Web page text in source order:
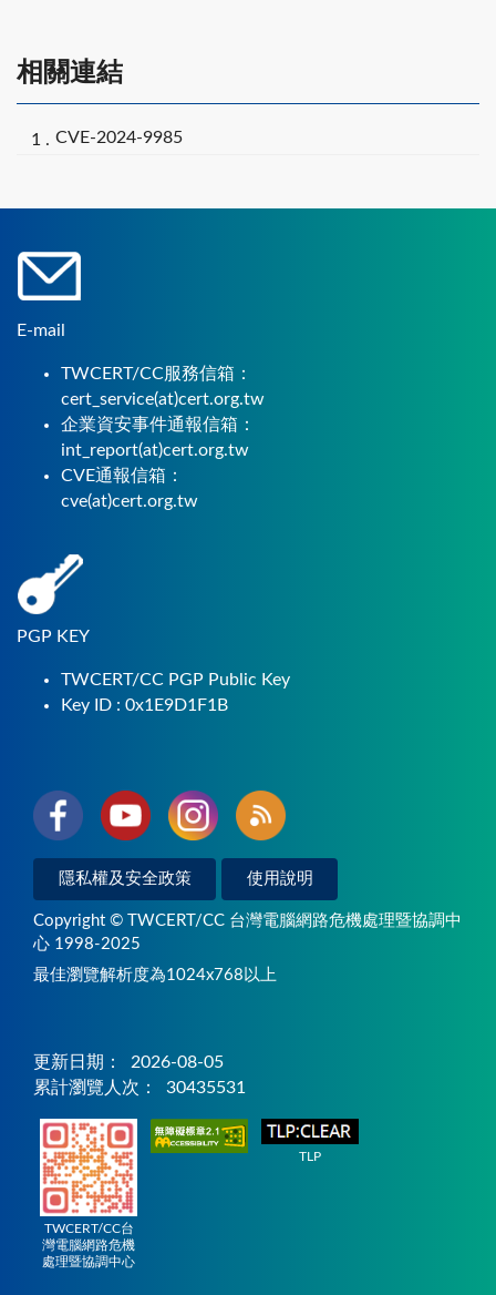
相關連結
CVE-2024-9985
E-mail
TWCERT/CC服務信箱：
cert_service(at)cert.org.tw
企業資安事件通報信箱：
int_report(at)cert.org.tw
CVE通報信箱：
cve(at)cert.org.tw
PGP KEY
TWCERT/CC PGP Public Key
Key ID : 0x1E9D1F1B
隱私權及安全政策 使用說明
Copyright © TWCERT/CC 台灣電腦網路危機處理暨協調中
心 1998-2025
最佳瀏覽解析度為1024x768以上
更新日期：
2026-08-05
累計瀏覽人次：
30435531
TWCERT/CC台
灣電腦網路危機
處理暨協調中心
TLP